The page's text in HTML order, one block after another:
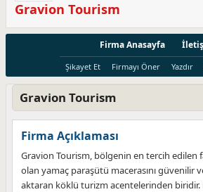
Gravion Tourism
Firma Anasayfa
Şikayet Et Firmayı Öner Yazdır
Gravion Tourism
Firma Açıklaması
Gravion Tourism, bölgenin en tercih edilen
olan yamaç paraşütü macerasını güvenilir
aktaran köklü turizm acentelerinden biridir.